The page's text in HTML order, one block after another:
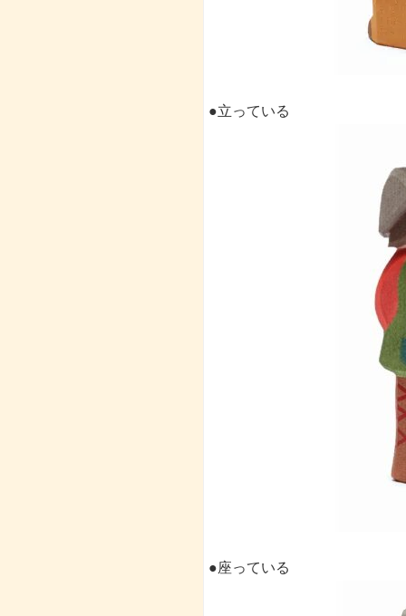
●立っている
●座っている